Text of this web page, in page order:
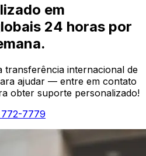
em
24 horas por
transferência internacional de
ajudar — entre em contato
obter suporte personalizado!
7779